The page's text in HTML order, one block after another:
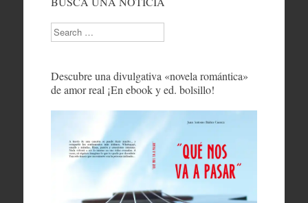
Search
Descubre una divulgativa «novela romántica»
de amor real ¡En ebook y ed. bolsillo!